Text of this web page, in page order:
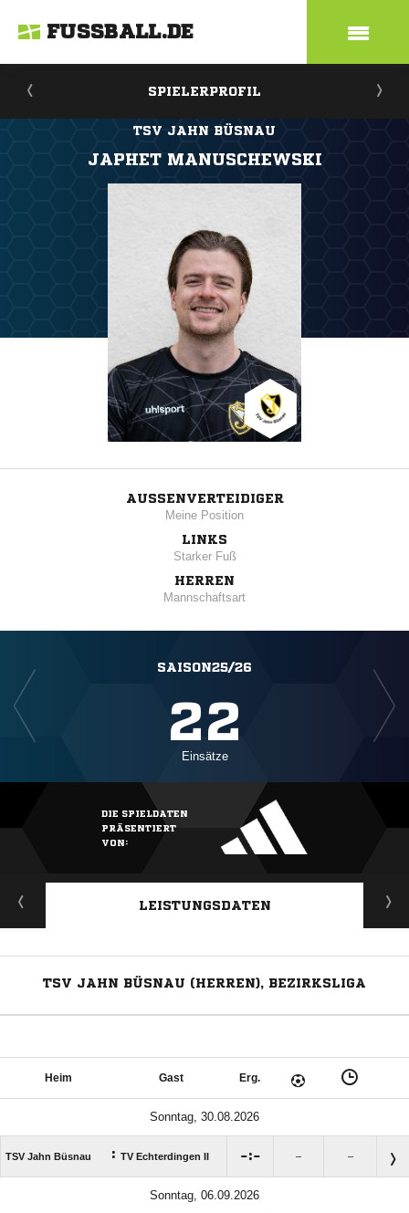
FUSSBALL.DE
SPIELERPROFIL
TSV JAHN BÜSNAU
JAPHET MANUSCHEWSKI
AUSSENVERTEIDIGER
Meine Position
LINKS
Starker Fuß
HERREN
Mannschaftsart
SAISON25/26
22
Einsätze
DIE SPIELDATEN
PRÄSENTIERT
VON:
LEISTUNGSDATEN
TSV JAHN BÜSNAU (HERREN), BEZIRKSLIGA
Heim Gast Erg.
Sonntag, 30.08.2026
TSV Jahn Büsnau : TV Echterdingen II : – –
Sonntag, 06.09.2026